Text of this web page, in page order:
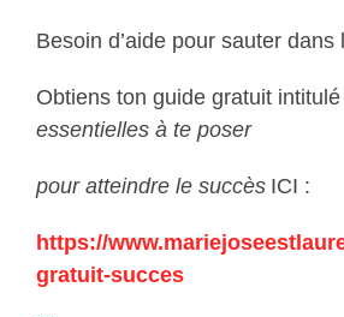
Besoin d’aide pour sauter dans
Obtiens ton guide gratuit intitulé
essentielles à te poser
pour atteindre le succès ICI :
https://
gratuit-succes